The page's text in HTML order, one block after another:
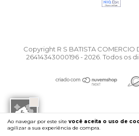
Ao navegar por este site você aceita o uso de
agilizar a sua experiência de compra.
Copyright R S BATISTA COMERCIO
26414343000196 - 2026. Todos os